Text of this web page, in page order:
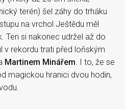
terén) šel záhy do trháku
na vrchol Ještědu měl
Ten si nakonec udržel až do
v rekordu trati před loňským
Martinem Minářem . I to, že se
magickou hranici dvou hodin,